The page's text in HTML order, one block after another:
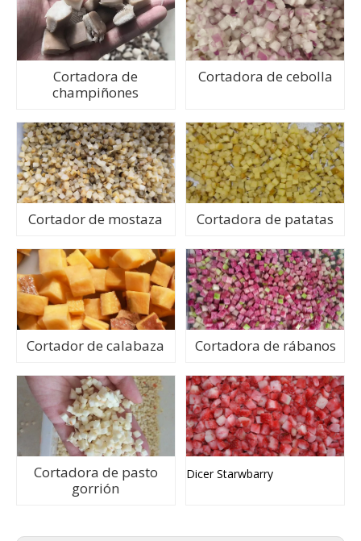
Cortadora de
champiñones
Cortadora de cebolla
Cortador de mostaza Cortadora de patatas
Cortador de calabaza Cortadora de rábanos
Cortadora de pasto
gorrión
Dicer Starwbarry